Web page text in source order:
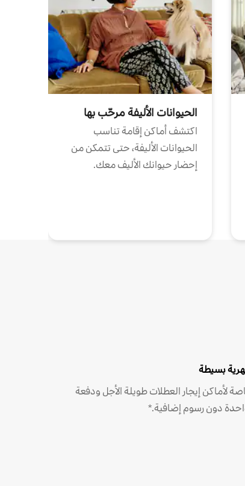
الحيوانات الأليفة مرحّب بها
اكتشف أماكن إقامة تناسب
الحيوانات الأليفة، حتى تتمكن من
إحضار حيوانك الأليف معك.
بسيطة
لأماكن إيجار العطلات طويلة الأجل ودفعة
دون رسوم إضافية.*